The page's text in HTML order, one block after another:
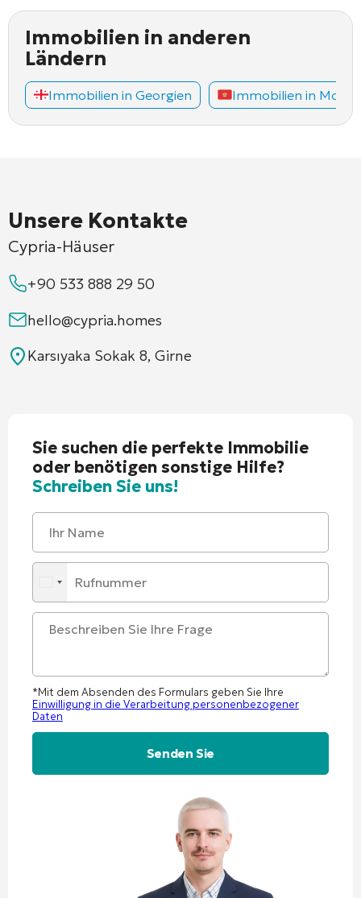
Immobilien in anderen
Ländern
Immobilien in Georgien Immobilien in
Unsere Kontakte
Cypria-Häuser
+90 533 888 29 50
hello@cypria.homes
Karsıyaka Sokak 8, Girne
Sie suchen die perfekte Immobilie
oder benötigen sonstige Hilfe?
Schreiben Sie uns!
*Mit dem Absenden des Formulars geben Sie Ihre
Einwilligung in die Verarbeitung personenbezogener
Daten